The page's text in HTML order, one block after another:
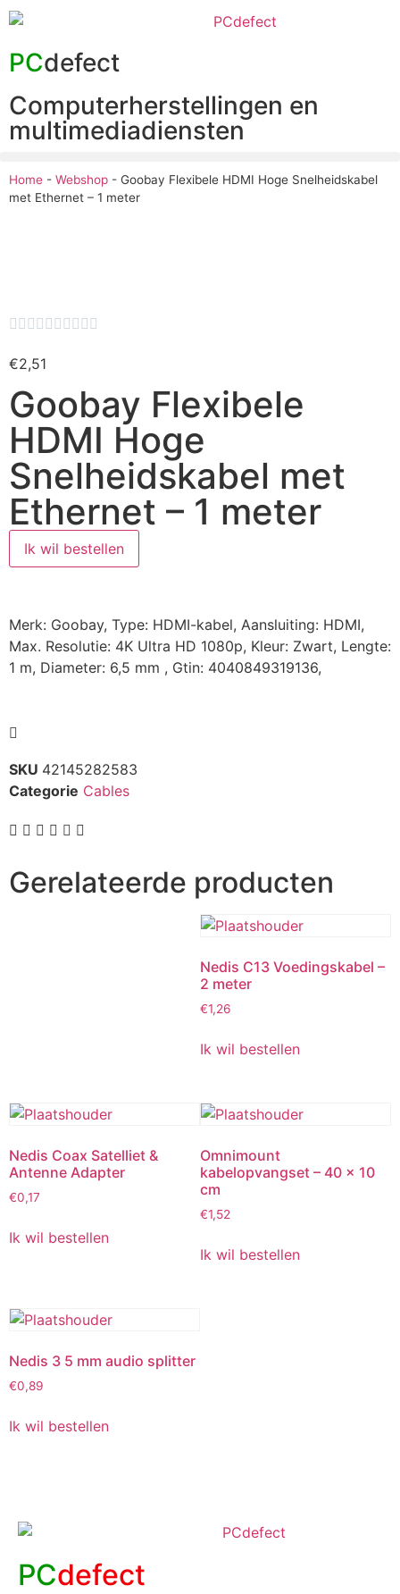
PCdefect
Computerherstellingen en
multimediadiensten
Home - Webshop - Goobay Flexibele HDMI Hoge Snelheidskabel
met Ethernet – 1 meter
         
€2,51
Goobay Flexibele
HDMI Hoge
Snelheidskabel met
Ethernet – 1 meter
Ik wil bestellen
Merk: Goobay, Type: HDMI-kabel, Aansluiting: HDMI,
Max. Resolutie: 4K Ultra HD 1080p, Kleur: Zwart, Lengte:
1 m, Diameter: 6,5 mm , Gtin: 4040849319136,
SKU 42145282583
Categorie Cables
Gerelateerde producten
Nedis C13 Voedingskabel –
2 meter
€1,26
Ik wil bestellen
Nedis Coax Satelliet &
Antenne Adapter
€0,17
Ik wil bestellen
Omnimount
kabelopvangset – 40 x 10
cm
€1,52
Ik wil bestellen
Nedis 3 5 mm audio splitter
€0,89
Ik wil bestellen
PCdefect